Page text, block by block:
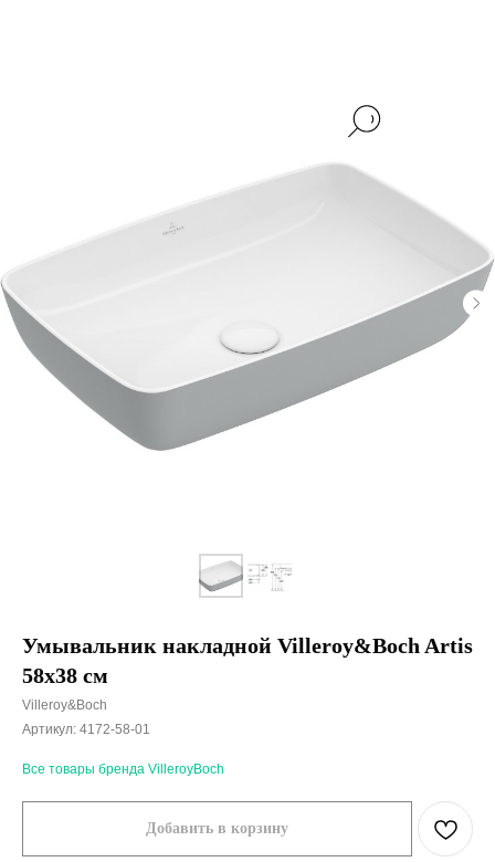
Умывальник накладной Villeroy&Boch Artis
58x38 см
Villeroy&Boch
Артикул: 4172-58-01
Все товары бренда VilleroyBoch
Добавить в корзину